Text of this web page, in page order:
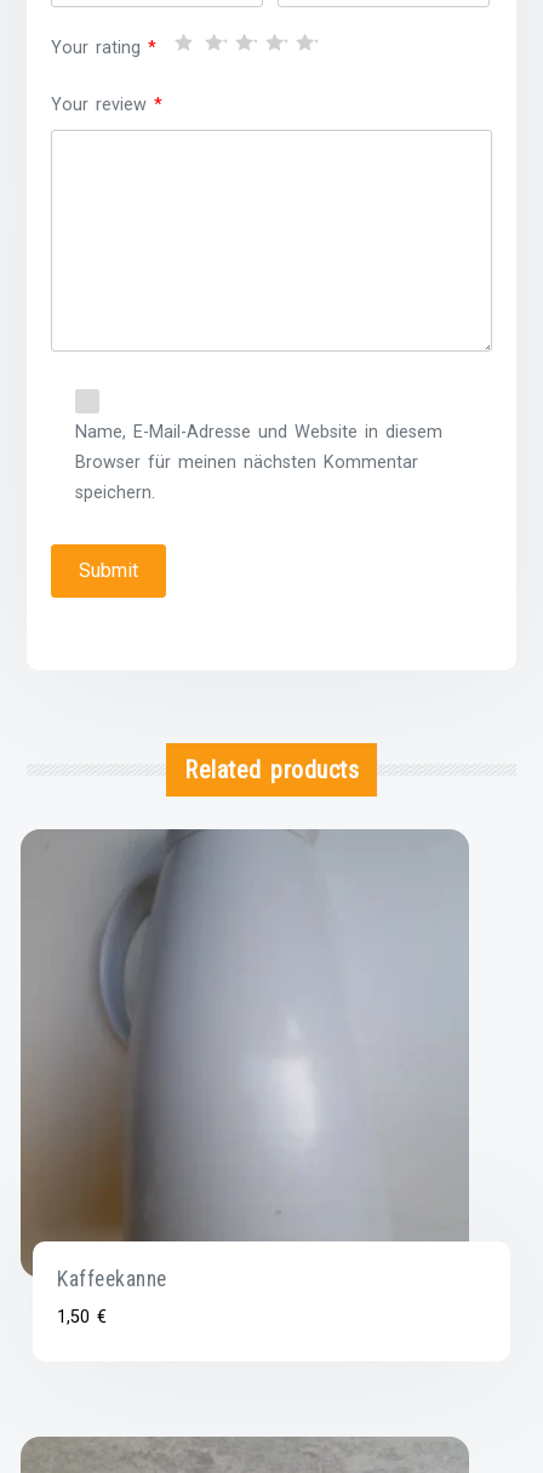
Your rating*
Your review*
Name, E-Mail-Adresse und Website in diesem
Browser für meinen nächsten Kommentar
speichern.
Related products
Kaffeekanne
1,50€